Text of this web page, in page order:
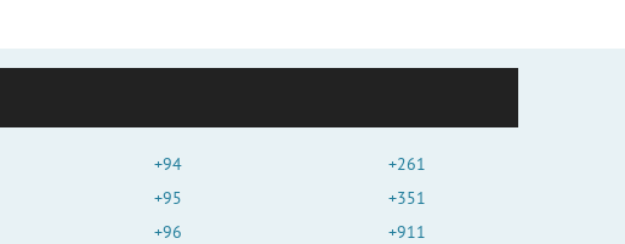
+94
+95
+96
+261
+351
+911